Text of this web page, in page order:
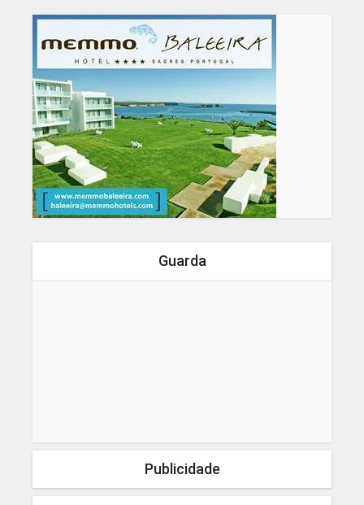
Guarda
Publicidade